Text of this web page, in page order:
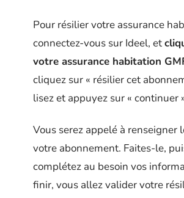
Pour résilier votre assurance
connectez-vous sur Ideel, et
votre assurance habitation
cliquez sur « résilier cet
lisez et appuyez sur « continuer
Vous serez appelé à renseigner
votre abonnement. Faites-le,
complétez au besoin vos
finir, vous allez valider votre